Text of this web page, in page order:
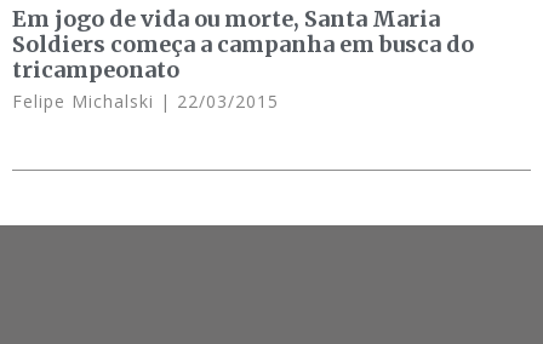
Em jogo de vida ou morte, Santa Maria
Soldiers começa a campanha em busca do
tricampeonato
Felipe Michalski 22/03/2015